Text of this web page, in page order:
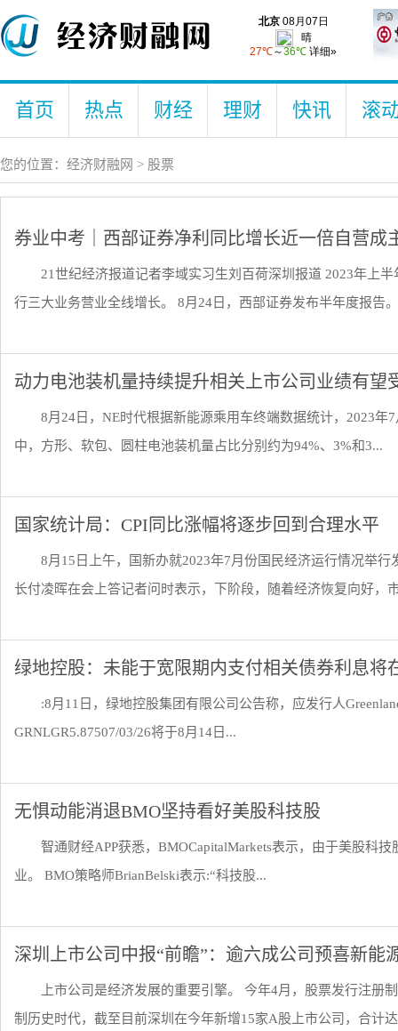
首页 热点 财经 理财 快讯 滚
您的位置： 经济财融网 > 股票
券业中考｜西部证券净利同比增长近一倍自营成
21世纪经济报道记者李域实习生刘百荷深圳报道 2023年上
行三大业务营业全线增长。 8月24日，西部证券发布半年度报告
动力电池装机量持续提升相关上市公司业绩有望
8月24日，NE时代根据新能源乘用车终端数据统计，2023年
中，方形、软包、圆柱电池装机量占比分别约为94%、3%和3...
国家统计局：CPI同比涨幅将逐步回到合理水平
8月15日上午，国新办就2023年7月份国民经济运行情况举
长付凌晖在会上答记者问时表示，下阶段，随着经济恢复向好，
绿地控股：未能于宽限期内支付相关债券利息将
:8月11日，绿地控股集团有限公司公告称，应发行人
GRNLGR5.87507/03/26将于8月14日...
无惧动能消退BMO坚持看好美股科技股
智通财经APP获悉，BMOCapitalMarkets表示，由于美股科
业。 BMO策略师BrianBelski表示:“科技股...
深圳上市公司中报“前瞻”：逾六成公司预喜新能
上市公司是经济发展的重要引擎。 今年4月，股票发行注
制历史时代，截至目前深圳在今年新增15家A股上市公司，合计